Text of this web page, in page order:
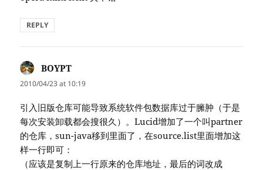
REPLY
BOYPT
2010/04/23 at 10:19
引入旧版仓库可能导致系统软件包数据库过于臃肿（于是
每次安装卸载都会搜很久）。Lucid增加了一个叫partner
的仓库，sun-java移到里面了，在source.list里面增加这
样一行即可：
（应该是复制上一行原来的仓库地址，最后的词改成